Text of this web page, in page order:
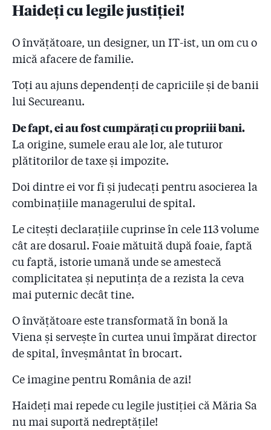
Haideți cu legile justiției!
O învățătoare, un designer, un IT-ist, un om cu o
mică afacere de familie.
Toți au ajuns dependenți de capriciile și de banii
lui Secureanu.
De fapt, ei au fost cumpărați cu propriii bani.
La origine, sumele erau ale lor, ale tuturor
plătitorilor de taxe și impozite.
Doi dintre ei vor fi și judecați pentru asocierea la
combinațiile managerului de spital.
Le citești declarațiile cuprinse în cele 113 volume
cât are dosarul. Foaie mătuită după foaie, faptă
cu faptă, istorie umană unde se amestecă
complicitatea și neputința de a rezista la ceva
mai puternic decât tine.
O învățătoare este transformată în bonă la
Viena și servește în curtea unui împărat director
de spital, înveșmântat în brocart.
Ce imagine pentru România de azi!
Haideți mai repede cu legile justiției că Măria Sa
nu mai suportă nedreptățile!